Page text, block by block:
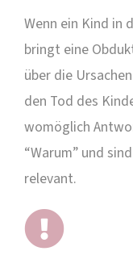
Wenn ein Kind in
bringt eine
über die
den Tod des
womöglich
“Warum” und
relevant.